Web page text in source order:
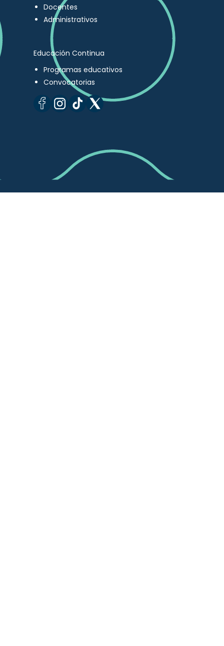
Docentes
Administrativos
Educación Continua
Programas educativos
Convocatorias